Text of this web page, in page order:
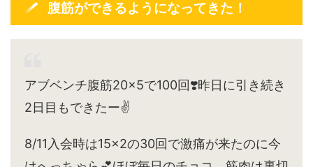
腹筋ができるようになってきた！
アブベンチ腹筋20×5で100回❣️昨日に引き続き
2日目もできたー✌️
8/11入会時は15×2の30回で激痛が来たのに今